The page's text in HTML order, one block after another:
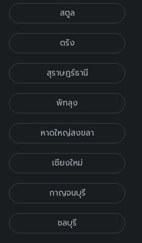
สตูล
ตรัง
สุราษฎร์ธานี
พัทลุง
หาดใหญ่สงขลา
เชียงใหม่
กาญจนบุรี
ชลบุรี